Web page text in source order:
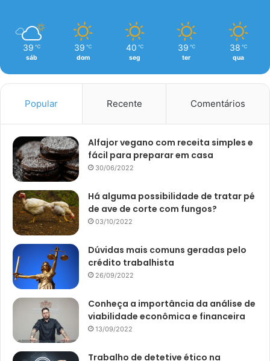
39 ℃
sáb
39 ℃
dom
40 ℃
seg
39 ℃
ter
38 ℃
qua
Popular Recente Comentários
Alfajor vegano com receita simples e
fácil para preparar em casa
30/06/2022
Há alguma possibilidade de tratar pé
de ave de corte com fungos?
03/10/2022
Dúvidas mais comuns geradas pelo
crédito trabalhista
26/09/2022
Conheça a importância da análise de
viabilidade econômica e financeira
13/09/2022
Trabalho de detetive ético na